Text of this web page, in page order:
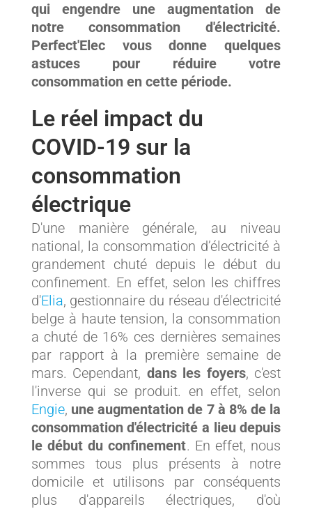
qui engendre une augmentation de
notre consommation d'électricité.
Perfect'Elec vous donne quelques
astuces pour réduire votre
consommation en cette période.
Le réel impact du
COVID-19 sur la
consommation
électrique
D'une manière générale, au niveau
national, la consommation d’électricité à
grandement chuté depuis le début du
confinement. En effet, selon les chiffres
d'Elia, gestionnaire du réseau d'électricité
belge à haute tension, la consommation
a chuté de 16% ces dernières semaines
par rapport à la première semaine de
mars. Cependant, dans les foyers, c'est
l'inverse qui se produit. en effet, selon
Engie, une augmentation de 7 à 8% de la
consommation d'électricité a lieu depuis
le début du confinement. En effet, nous
sommes tous plus présents à notre
domicile et utilisons par conséquents
plus d'appareils électriques, d'où